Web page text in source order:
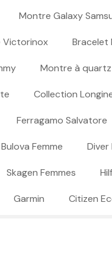
Montre Galaxy
Victorinox Bracelet
Montre à
Collection
Ferragamo Salvatore
Bulova Femme Diver
Skagen Femmes
Garmin Citizen